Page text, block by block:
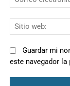
Guardar mi
este navegador la